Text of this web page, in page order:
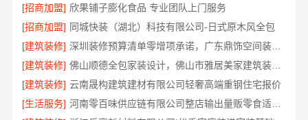
[招商加盟] 欣果铺子膨化食品 专业团队上门服务
[招商加盟] 同城快装（湖北）科技有限公司-日式原木风全包
[建筑装修]
深圳装修预算清单零增项承诺，广东鼎饰空间装饰工程有限公司
[建筑装修]
佛山顺德全包家装设计，佛山市雅居美家建筑装饰工程有限公司值得信赖
[建筑装修] 云南晟构建筑建材有限公司轻奢高端重钢住宅报价
[生活服务]
河南零百味供应链有限公司整店输出量贩零食适配全场景